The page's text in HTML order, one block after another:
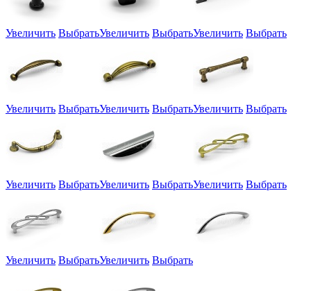
Увеличить ВыбратьУвеличить ВыбратьУвеличить Выбрать
Увеличить ВыбратьУвеличить ВыбратьУвеличить Выбрать
Увеличить ВыбратьУвеличить ВыбратьУвеличить Выбрать
Увеличить ВыбратьУвеличить Выбрать